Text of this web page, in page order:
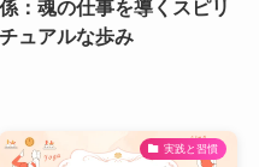
係：魂の仕事を導くスピリ
チュアルな歩み
実践と習慣